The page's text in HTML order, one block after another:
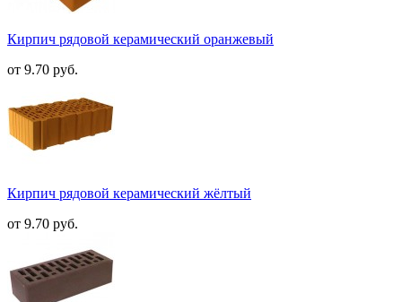
Кирпич рядовой керамический оранжевый
от 9.70 руб.
Кирпич рядовой керамический жёлтый
от 9.70 руб.